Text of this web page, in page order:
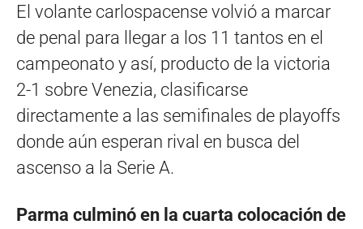
El volante carlospacense volvió a marcar
de penal para llegar a los 11 tantos en el
campeonato y así, producto de la victoria
2-1 sobre Venezia, clasificarse
directamente a las semifinales de playoffs
donde aún esperan rival en busca del
ascenso a la Serie A.
Parma culminó en la cuarta colocación de